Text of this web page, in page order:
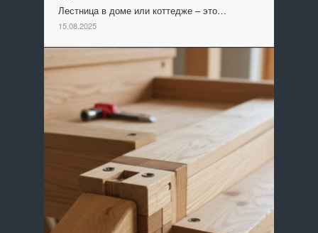
Лестница в доме или коттедже – это…
15.08.2025